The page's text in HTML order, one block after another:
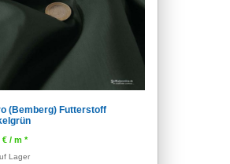
(Bemberg) Futterstoff
€ / m *
Lager